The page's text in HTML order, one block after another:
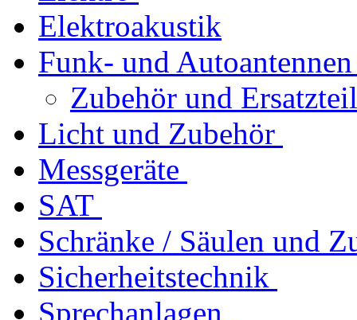
Elektroakustik
Funk- und Autoantennen
Zubehör und
Licht und Zubehör
Messgeräte
SAT
Schränke / Säulen und
Sicherheitstechnik
Sprechanlagen